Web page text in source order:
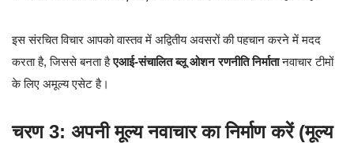
इस संरचित विचार आपको वास्तव में अद्वितीय अवसरों की पहचान करने में मदद
करता है, जिससे बनता हैएआई-संचालित ब्लू ओशन रणनीति निर्मातानवाचार टीमों
के लिए अमूल्य एसेट है।
चरण 3: अपनी मूल्य नवाचार का निर्माण करें (मूल्य